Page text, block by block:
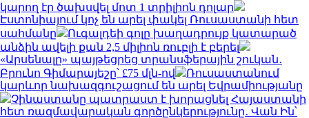
կարող էր ծախսվել մոտ 1 տրիլիոն դոլար
Էստոնիայում կոչ են արել փակել Ռուսաստանի հետ
սահմանը
Ուգալդեի գոլը խաղադրույք կատարած
անձին ավելի քան 2,5 միլիոն ռուբլի է բերել
«Արսենալը» պայթեցրեց տրանսֆերային շուկան․
Բրունո Գիմարայեշը՝ £75 մլն-ով
Ռուսաստանում
կարևոր նախազգուշացում են արել Եվրամիությանը
Չինաստանը պատրաստ է խորացնել Հայաստանի
հետ ռազմավարական գործընկերությունը․ Վան Ին՝